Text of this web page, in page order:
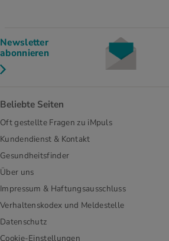
Newsletter
abonnieren
Beliebte Seiten
Oft gestellte Fragen zu iMpuls
Kundendienst & Kontakt
Gesundheitsfinder
Über uns
Impressum & Haftungsausschluss
Verhaltenskodex und Meldestelle
Datenschutz
Cookie-Einstellungen